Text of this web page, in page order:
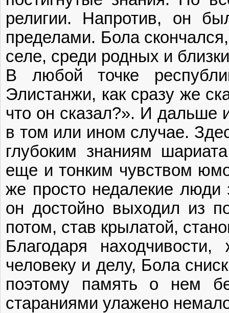
религии. Напротив, он
пределами. Бола
селе, среди родных и
В любой точке
Элистанжи, как сразу же
что он сказал?». И дальше
в том или ином случае.
глубоким знаниям
еще и тонким чувством
же просто недалекие люди
он достойно выходил из
потом, став крылатой,
Благодаря
человеку и делу, Бола
поэтому память о нем
стараниями улажено